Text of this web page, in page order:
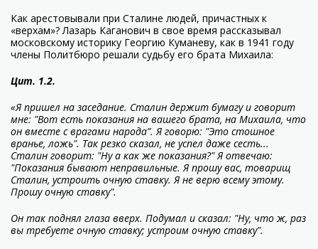
Как арестовывали при Сталине людей, причастных к
«верхам»? Лазарь Каганович в свое время рассказывал
московскому историку Георгию Куманеву, как в 1941 году
члены Политбюро решали судьбу его брата Михаила:
Цит. 1.2.
«Я пришел на заседание. Сталин держит бумагу и говорит
мне: "Вот есть показания на вашего брата, на Михаила, что
он вместе с врагами народа”. Я говорю: "Это стошное
вранье, ложь". Так резко сказал, не успел даже сесть...
Сталин говорит: "Ну а как же показания?" Я отвечаю:
"Показания бывают неправильные. Я прошу вас, товарищ
Сталин, устроить очную ставку. Я не верю всему этому.
Прошу очную ставку".
Он так поднял глаза вверх. Подумал и сказал: "Ну, что ж, раз
вы требуете очную ставку; устроим очную ставку".